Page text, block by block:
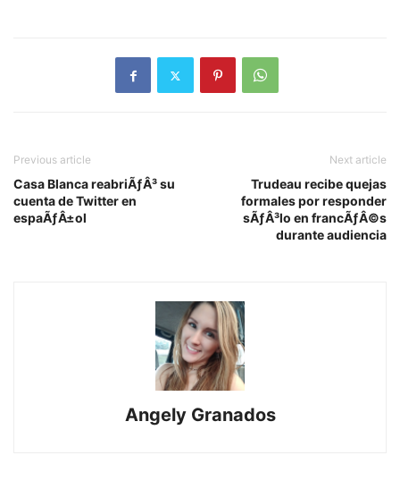
Previous article
Casa Blanca reabriÃƒÂ³ su
cuenta de Twitter en
espaÃƒÂ±ol
Next article
Trudeau recibe quejas
formales por responder
sÃƒÂ³lo en francÃƒÂ©s
durante audiencia
Angely Granados